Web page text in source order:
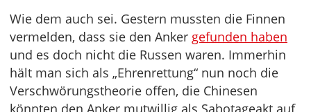
Wie dem auch sei. Gestern mussten die Finnen
vermelden, dass sie den Anker gefunden haben
und es doch nicht die Russen waren. Immerhin
hält man sich als „Ehrenrettung“ nun noch die
Verschwörungstheorie offen, die Chinesen
könnten den Anker mutwillig als Sabotageakt auf